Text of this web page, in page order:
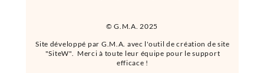
© G.M.A. 2025
Site développé par G.M.A. avec l'outil de création de site
"SiteW". Merci à toute leur équipe pour le support
efficace !